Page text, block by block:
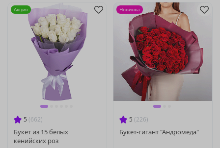
5 (662)
Букет из 15 белых
кенийских роз
Акция
5 (226)
Букет-гигант "Андромеда"
Новинка